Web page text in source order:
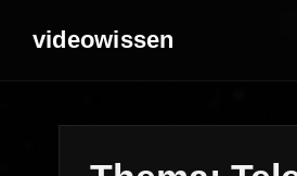
videowissen